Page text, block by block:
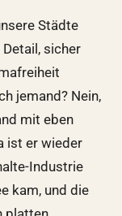
Städte
sicher
jemand? Nein,
mit eben
ist er wieder
Industrie
kam, und die